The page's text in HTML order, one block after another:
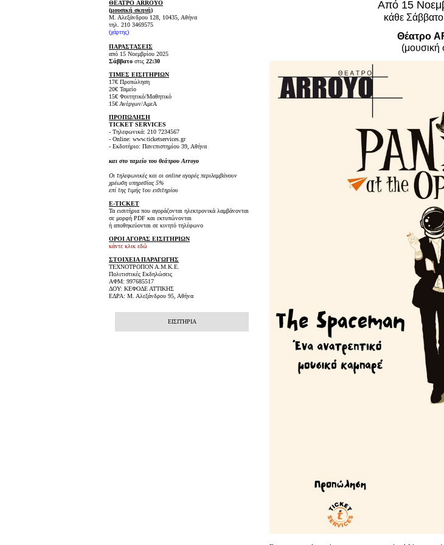
Είσοδος διαχειριστή
Από 15
κάθε
Θέατρο
(μουσική
ΘΕΑΤΡΟ ARROYO
(μουσική σκηνή)
Μ. Αλεξάνδρου 128, 10435, Αθήνα
τηλ. 210 3469575
(χάρτης)
ΠΑΡΑΣΤΑΣΕΙΣ
από 15 Νοεμβρίου 2025
Σάββατο στις 22:30
ΤΙΜΕΣ ΕΙΣΙΤΗΡΙΩΝ
17€ Προπώληση
20€ Ταμείο
15€ Φοιτητικό/Μαθητικό
15€ Ανέργων/ΑμεΑ
ΠΡΟΠΩΛΗΣΗ
TICKET SERVICES
- Τηλεφωνικά: 210 7234567
- Online: www.ticketservices.gr
- Εκδοτήριο: Πανεπιστημίου 39, Αθήνα
και στο ταμείο του θεάτρου Arroyo
Οι τηλεφωνικές και οι online αγορές περιλαμβάνουν
χρέωση υπηρεσίας 5%
επί της τιμής του εισιτηρίου
E-TICKET
Τα εισιτήρια που αγοράζονται ηλεκτρονικά λαμβάνονται
σε μορφή PDF και εκτυπώνονται
ή αποθηκεύονται σε κινητό τηλέφωνο
ΟΡΟΙ ΑΓΟΡΑΣ ΕΙΣΙΤΗΡΙΩΝ
κάντε κλικ εδώ
ΣΤΟΙΧΕΙΑ ΠΑΡΑΓΩΓΗΣ
ΤΕΧΝΟΤΡΟΠΟΝ Α.Μ.Κ.Ε.
Πολιτιστικές Εκδηλώσεις
ΑΦΜ: 997685517
ΔΟΥ: ΚΕΦΟΔΕ ΑΤΤΙΚΗΣ
ΕΔΡΑ: Μ. Αλεξάνδρου 95, Αθήνα
ΕΙΣΙΤΗΡΙΑ